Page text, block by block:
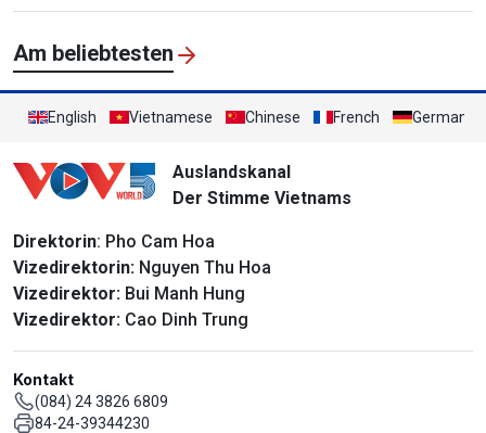
Am beliebtesten
English Vietnamese Chinese French German
Auslandskanal
Der Stimme Vietnams
Direktorin: Pho Cam Hoa
Vizedirektorin: Nguyen Thu Hoa
Vizedirektor: Bui Manh Hung
Vizedirektor: Cao Dinh Trung
Kontakt
(084) 24 3826 6809
84-24-39344230